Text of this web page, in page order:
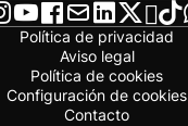
Política de privacidad
Aviso legal
Política de cookies
Configuración de cookies
Contacto